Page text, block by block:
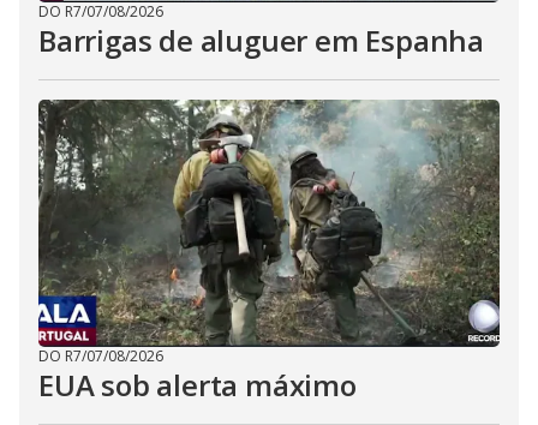
DO R7/07/08/2026
Barrigas de aluguer em Espanha
DO R7/07/08/2026
EUA sob alerta máximo